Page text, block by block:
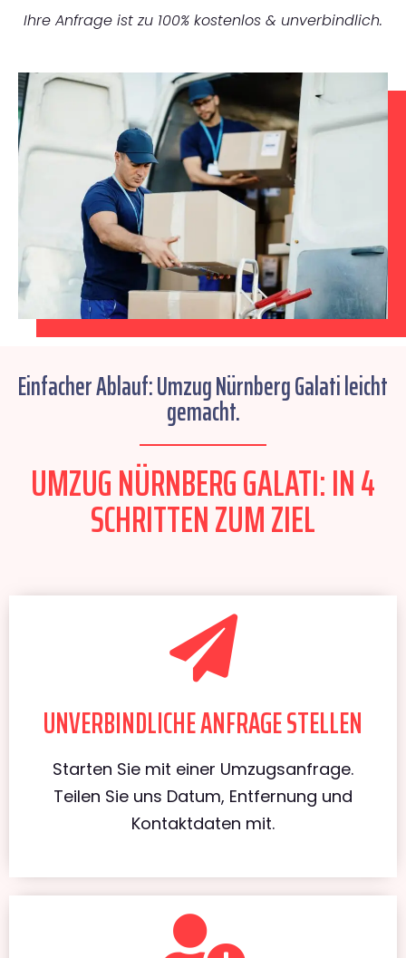
Ihre Anfrage ist zu 100% kostenlos & unverbindlich.
Einfacher Ablauf: Umzug Nürnberg Galati leicht
gemacht.
UMZUG NÜRNBERG GALATI: IN 4
SCHRITTEN ZUM ZIEL
UNVERBINDLICHE ANFRAGE STELLEN
Starten Sie mit einer Umzugsanfrage.
Teilen Sie uns Datum, Entfernung und
Kontaktdaten mit.